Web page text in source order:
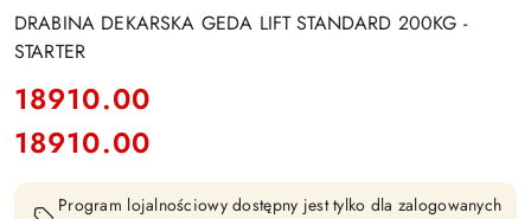
DRABINA DEKARSKA GEDA LIFT STANDARD 200KG -
STARTER
cena:
18910.00
Cena:
18910.00
Program lojalnościowy dostępny jest tylko dla zalogowanych